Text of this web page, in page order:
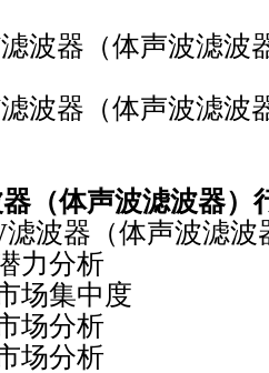
器（体声波滤波
器（体声波滤波
（体声波滤波器）
器（体声波滤波
力分析
集中度
场分析
场分析